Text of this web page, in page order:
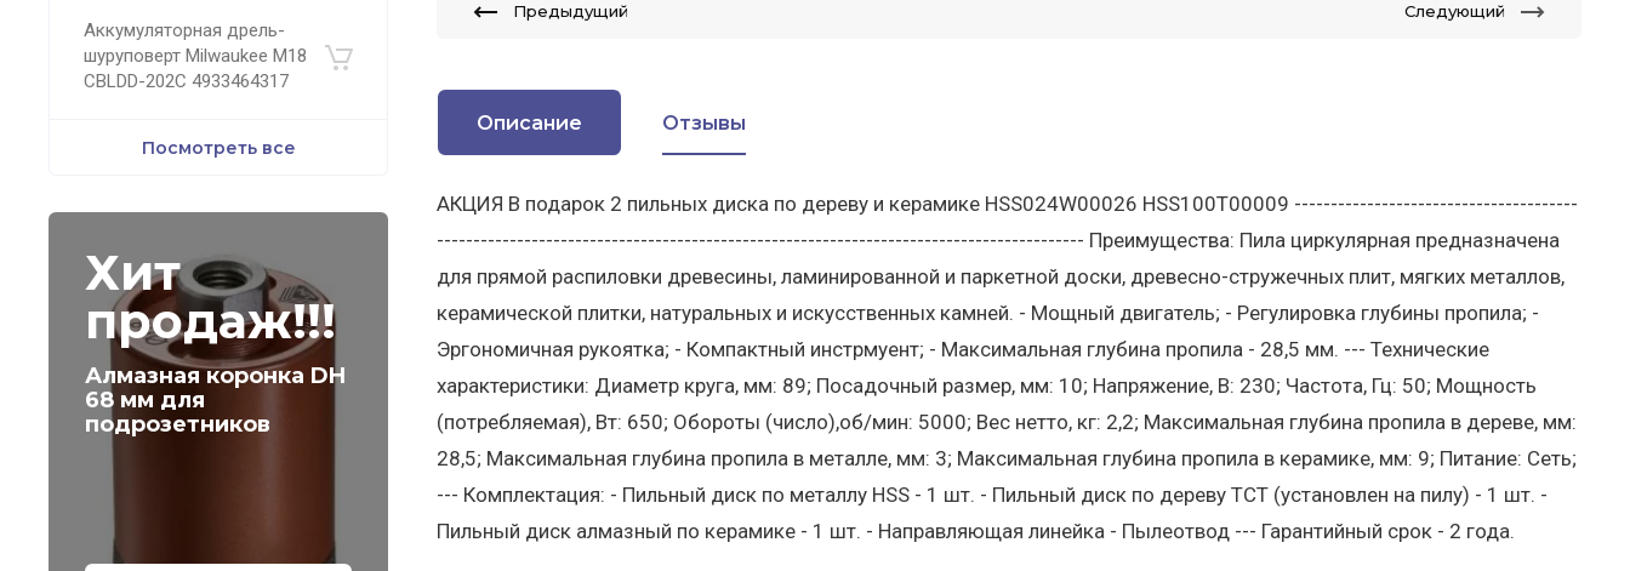
Аккумуляторная дрель-
шуруповерт Milwaukee M18
CBLDD-202C 4933464317
Посмотреть все
Хит
продаж!!!
Алмазная коронка DH
68 мм для
подрозетников
Предыдущий Следующий
Описание Отзывы
АКЦИЯ В подарок 2 пильных диска по дереву и керамике HSS024W00026 HSS100T00009 ---------------------------------------
----------------------------------------------------------------------------------------- Преимущества: Пила циркулярная предназначена
для прямой распиловки древесины, ламинированной и паркетной доски, древесно-стружечных плит, мягких металлов,
керамической плитки, натуральных и искусственных камней. - Мощный двигатель; - Регулировка глубины пропила; -
Эргономичная рукоятка; - Компактный инстрмуент; - Максимальная глубина пропила - 28,5 мм. --- Технические
характеристики: Диаметр круга, мм: 89; Посадочный размер, мм: 10; Напряжение, В: 230; Частота, Гц: 50; Мощность
(потребляемая), Вт: 650; Обороты (число),об/мин: 5000; Вес нетто, кг: 2,2; Максимальная глубина пропила в дереве, мм:
28,5; Максимальная глубина пропила в металле, мм: 3; Максимальная глубина пропила в керамике, мм: 9; Питание: Сеть;
--- Комплектация: - Пильный диск по металлу HSS - 1 шт. - Пильный диск по дереву ТСТ (установлен на пилу) - 1 шт. -
Пильный диск алмазный по керамике - 1 шт. - Направляющая линейка - Пылеотвод --- Гарантийный срок - 2 года.